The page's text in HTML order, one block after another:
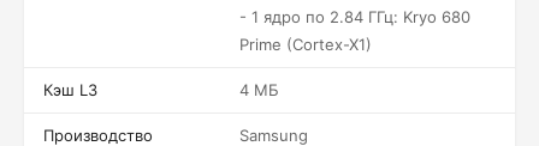
- 1 ядро по 2.84 ГГц: Kryo 680
Prime (Cortex-X1)
Кэш L3 4 МБ
Производство Samsung